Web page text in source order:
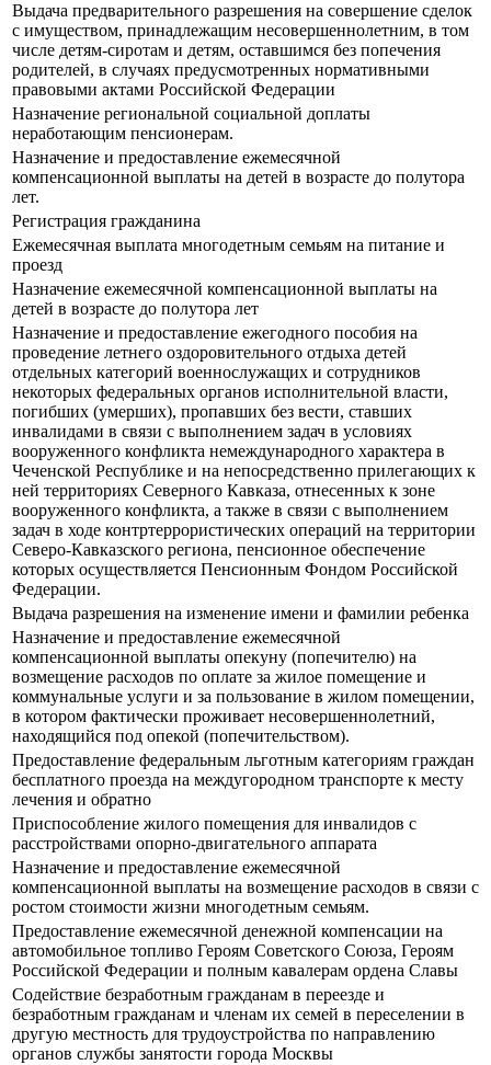
Выдача предварительного разрешения на совершение сделок
с имуществом, принадлежащим несовершеннолетним, в том
числе детям-сиротам и детям, оставшимся без попечения
родителей, в случаях предусмотренных нормативными
правовыми актами Российской Федерации
Назначение региональной социальной доплаты
неработающим пенсионерам.
Назначение и предоставление ежемесячной
компенсационной выплаты на детей в возрасте до полутора
лет.
Регистрация гражданина
Ежемесячная выплата многодетным семьям на питание и
проезд
Назначение ежемесячной компенсационной выплаты на
детей в возрасте до полутора лет
Назначение и предоставление ежегодного пособия на
проведение летнего оздоровительного отдыха детей
отдельных категорий военнослужащих и сотрудников
некоторых федеральных органов исполнительной власти,
погибших (умерших), пропавших без вести, ставших
инвалидами в связи с выполнением задач в условиях
вооруженного конфликта немеждународного характера в
Чеченской Республике и на непосредственно прилегающих к
ней территориях Северного Кавказа, отнесенных к зоне
вооруженного конфликта, а также в связи с выполнением
задач в ходе контртеррористических операций на территории
Северо-Кавказского региона, пенсионное обеспечение
которых осуществляется Пенсионным Фондом Российской
Федерации.
Выдача разрешения на изменение имени и фамилии ребенка
Назначение и предоставление ежемесячной
компенсационной выплаты опекуну (попечителю) на
возмещение расходов по оплате за жилое помещение и
коммунальные услуги и за пользование в жилом помещении,
в котором фактически проживает несовершеннолетний,
находящийся под опекой (попечительством).
Предоставление федеральным льготным категориям граждан
бесплатного проезда на междугородном транспорте к месту
лечения и обратно
Приспособление жилого помещения для инвалидов с
расстройствами опорно-двигательного аппарата
Назначение и предоставление ежемесячной
компенсационной выплаты на возмещение расходов в связи с
ростом стоимости жизни многодетным семьям.
Предоставление ежемесячной денежной компенсации на
автомобильное топливо Героям Советского Союза, Героям
Российской Федерации и полным кавалерам ордена Славы
Содействие безработным гражданам в переезде и
безработным гражданам и членам их семей в переселении в
другую местность для трудоустройства по направлению
органов службы занятости города Москвы